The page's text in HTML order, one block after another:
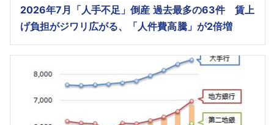
2026年7月「人手不足」倒産 過去最多の63件 賃上
げ負担がジワリ広がる、「人件費高騰」が2倍増